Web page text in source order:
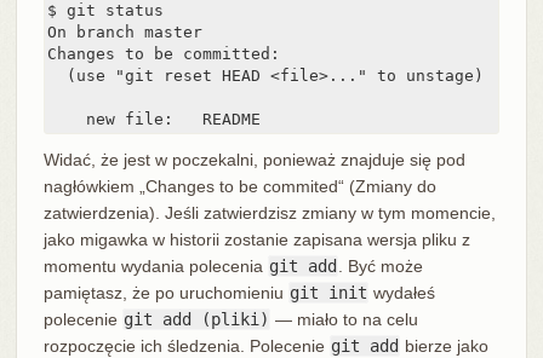
$ git status
On branch master
Changes to be committed:
  (use "git reset HEAD <file>..." to unstage)
    new file:   README
Widać, że jest w poczekalni, ponieważ znajduje się pod
nagłówkiem „Changes to be commited“ (Zmiany do
zatwierdzenia). Jeśli zatwierdzisz zmiany w tym momencie,
jako migawka w historii zostanie zapisana wersja pliku z
momentu wydania polecenia git add
. Być może
pamiętasz, że po uruchomieniu git init wydałeś
polecenie git add (pliki) — miało to na celu
rozpoczęcie ich śledzenia. Polecenie git add bierze jako